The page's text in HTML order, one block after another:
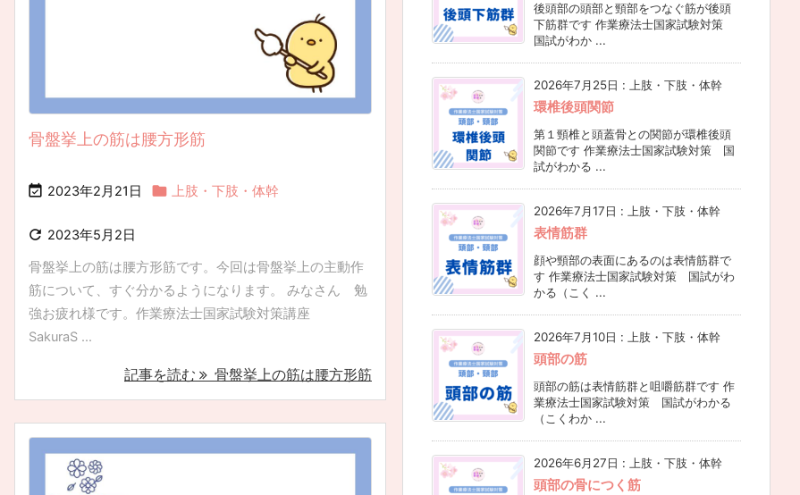
骨盤挙上の筋は腰方形筋
 2023年2月21日  上肢・下肢・体幹
 2023年5月2日
骨盤挙上の筋は腰方形筋です。今回は骨盤挙上の主動作
筋について、すぐ分かるようになります。 みなさん 勉
強お疲れ様です。作業療法士国家試験対策講座
SakuraS ...
記事を読む 骨盤挙上の筋は腰方形筋
後頭部の頭部と頸部をつなぐ筋が後頭
下筋群です 作業療法士国家試験対策
国試がわか ...
2026年7月25日 : 上肢・下肢・体幹
環椎後頭関節
第１頸椎と頭蓋骨との関節が環椎後頭
関節です 作業療法士国家試験対策 国
試がわかる ...
2026年7月17日 : 上肢・下肢・体幹
表情筋群
顔や頸部の表面にあるのは表情筋群で
す 作業療法士国家試験対策 国試がわ
かる（こく ...
2026年7月10日 : 上肢・下肢・体幹
頭部の筋
頭部の筋は表情筋群と咀嚼筋群です 作
業療法士国家試験対策 国試がわかる
（こくわか ...
2026年6月27日 : 上肢・下肢・体幹
頭部の骨につく筋